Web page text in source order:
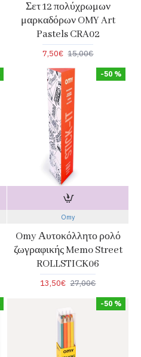
Σετ 12 πολύχρωμων
μαρκαδόρων OMY Art
Pastels CRA02
7,50€ 15,00€
-50 %
Omy
Omy Αυτοκόλλητο ρολό
ζωγραφικής Memo Street
ROLLSTICK06
13,50€ 27,00€
-50 %